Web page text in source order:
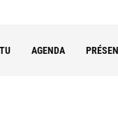
AGENDA